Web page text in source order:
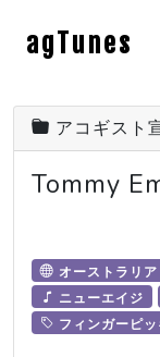
agTunes
アコギスト
Tommy
オーストラリア
ニューエイジ
フィンガーピ